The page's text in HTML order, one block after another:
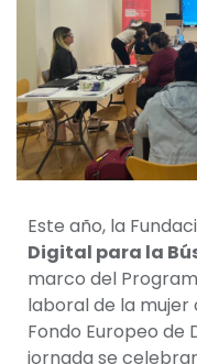
Este año, la
Digital para la
marco del
laboral de la mujer
Fondo Europeo de
jornada se